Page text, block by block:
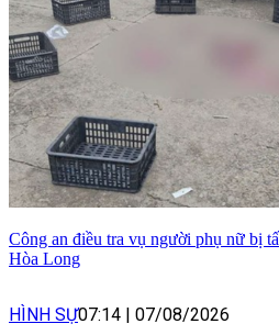
Công an điều tra vụ người phụ nữ bị
Hòa Long
HÌNH SỰ07:14 | 07/08/2026